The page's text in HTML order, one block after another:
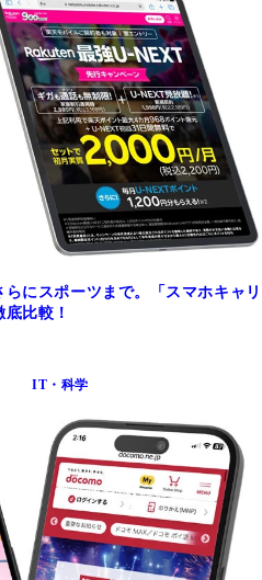
にスポーツまで。「スマホキャリ
比較！
IT・科学